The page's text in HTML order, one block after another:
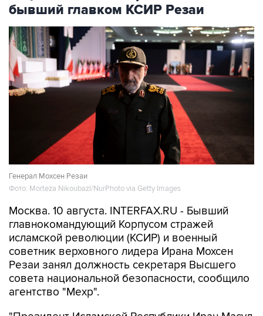
бывший главком КСИР Резаи
Генерал Мохсен Резаи
Фото: Morteza Nikoubazl/NurPhoto via Getty Images
Москва. 10 августа. INTERFAX.RU - Бывший
главнокомандующий Корпусом стражей
исламской революции (КСИР) и военный
советник верховного лидера Ирана Мохсен
Резаи занял должность секретаря Высшего
совета национальной безопасности, сообщило
агентство "Мехр".